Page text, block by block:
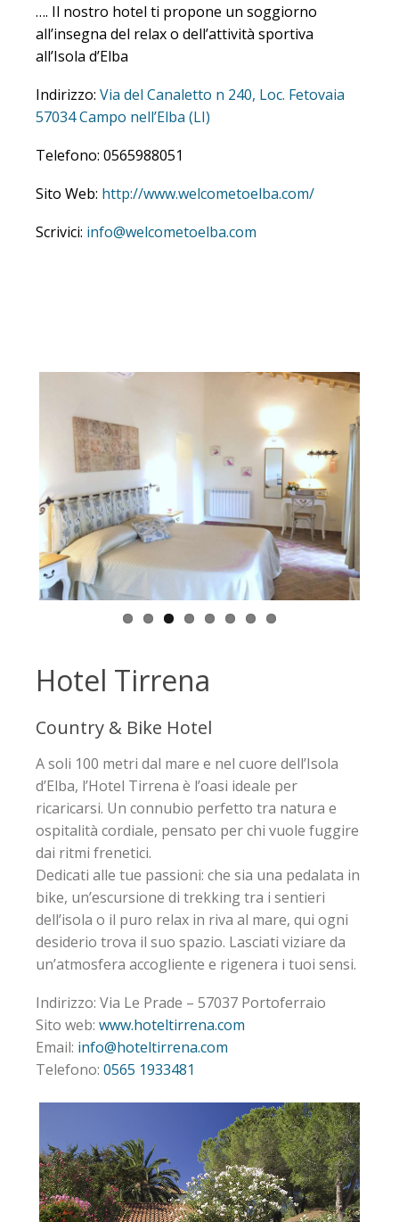
…. Il nostro hotel ti propone un soggiorno
all’insegna del relax o dell’attività sportiva
all’Isola d’Elba
Indirizzo: Via del Canaletto n 240, Loc. Fetovaia
57034 Campo nell’Elba (LI)
Telefono: 0565988051
Sito Web: http://www.welcometoelba.com/
Scrivici: info@welcometoelba.com
Hotel Tirrena
Country & Bike Hotel
A soli 100 metri dal mare e nel cuore dell’Isola
d’Elba, l’Hotel Tirrena è l’oasi ideale per
ricaricarsi. Un connubio perfetto tra natura e
ospitalità cordiale, pensato per chi vuole fuggire
dai ritmi frenetici.
Dedicati alle tue passioni: che sia una pedalata in
bike, un’escursione di trekking tra i sentieri
dell’isola o il puro relax in riva al mare, qui ogni
desiderio trova il suo spazio. Lasciati viziare da
un’atmosfera accogliente e rigenera i tuoi sensi.
Indirizzo: Via Le Prade – 57037 Portoferraio
Sito web:
www.hoteltirrena.com
Email:
info@hoteltirrena.com